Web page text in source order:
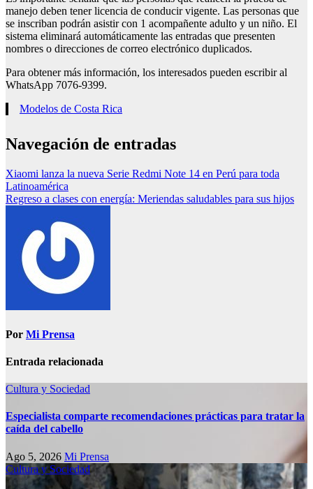
manejo deben tener licencia de conducir vigente. Las personas que
se inscriban podrán asistir con 1 acompañente adulto y un niño. El
sistema eliminará automáticamente las entradas que presenten
nombres o direcciones de correo electrónico duplicados.
Para obtener más información, los interesados pueden escribir al
WhatsApp 7076-9399.
Modelos de Costa Rica
Navegación de entradas
Xiaomi lanza la nueva Serie Redmi Note 14 en Perú para toda
Latinoamérica
Regreso a clases con energía: Meriendas saludables para sus hijos
Por Mi Prensa
Entrada relacionada
Cultura y Sociedad
Especialista comparte recomendaciones prácticas para tratar la
caída del cabello
Ago 5, 2026 Mi Prensa
Cultura y Sociedad